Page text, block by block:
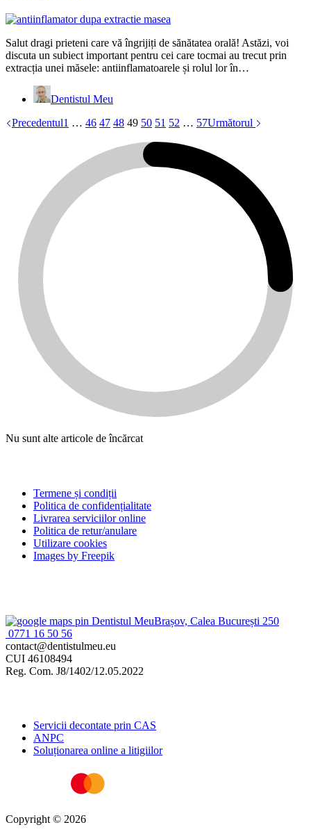
Salut dragi prieteni care vă îngrijiți de sănătatea orală! Astăzi, voi
discuta un subiect important pentru cei care tocmai au trecut prin
extracția unei măsele: antiinflamatoarele și rolul lor în…
Dentistul Meu
Precedentul1 … 46 47 48 49 50 51 52 … 57Următorul
Nu sunt alte articole de încărcat
Termene și condiții
Politica de confidențialitate
Livrarea serviciilor online
Politica de retur/anulare
Utilizare cookies
Images by Freepik
Brașov, Calea București 250
0771 16 50 56
contact@dentistulmeu.eu
CUI 46108494
Reg. Com. J8/1402/12.05.2022
Servicii decontate prin CAS
ANPC
Soluționarea online a litigiilor
Copyright © 2026